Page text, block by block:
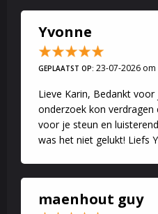
Yvonne
GEPLAATST OP: 23-07-2026 om
Lieve Karin, Bedankt
onderzoek kon verdragen
voor je steun en
was het niet gelukt! Liefs
maenhout guy